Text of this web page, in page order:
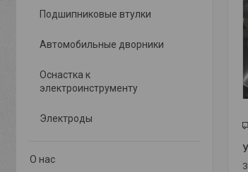
Подшипниковые втулки
Автомобильные дворники
Оснастка к
электроинструменту
Электроды
О нас